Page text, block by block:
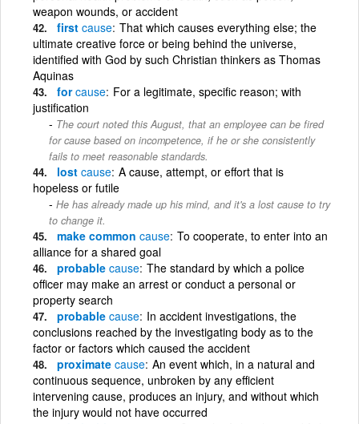
weapon wounds, or accident
first cause That which causes everything else; the
ultimate creative force or being behind the universe,
identified with God by such Christian thinkers as Thomas
Aquinas
forcause For a legitimate, specific reason; with
justification
The court noted this August, that an employee can be fired
for cause based on incompetence, if he or she consistently
fails to meet reasonable standards.
lost cause A cause, attempt, or effort that is
hopeless or futile
He has already made up his mind, and it's a lost cause to try
to change it.
make common cause To cooperate, to enter into an
alliance for a shared goal
probable cause The standard by which a police
officer may make an arrest or conduct a personal or
property search
probable cause In accident investigations, the
conclusions reached by the investigating body as to the
factor or factors which caused the accident
proximate cause An event which, in a natural and
continuous sequence, unbroken by any efficient
intervening cause, produces an injury, and without which
the injury would not have occurred